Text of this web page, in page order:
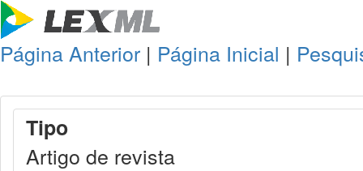
Página Anterior | Página Inicial |
Tipo
Artigo de revista